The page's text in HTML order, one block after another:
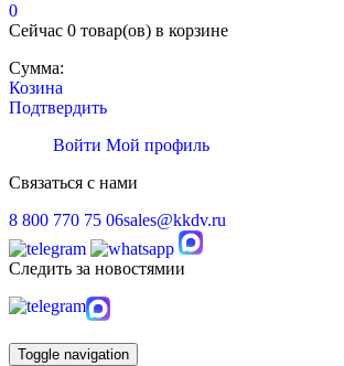
0
Сейчас 0 товар(ов) в корзине
Сумма:
Козина
Подтвердить
Войти Мой профиль
Связаться с нами
8 800 770 75 06sales@kkdv.ru
Следить за новостямии
Toggle navigation